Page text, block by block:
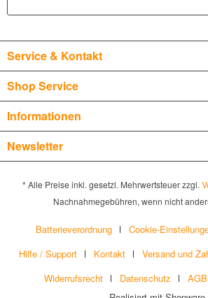
Service & Kontakt
Shop Service
Informationen
Newsletter
* Alle Preise inkl. gesetzl. Mehrwertsteuer zzgl.
Nachnahmegebühren, wenn nicht
Batterieverordnung Cookie-
Hilfe / Support
Kontakt
Versand und
Widerrufsrecht
Datenschutz AGB